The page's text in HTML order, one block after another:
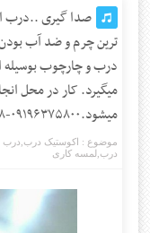
صدا گیری ..درب
ترین چرم و ضد آب
درب و چارچوب بوسیله
میگیرد. کار در محل
میشود.۰۹۱۹۶۳۷۵۸۰۰-۰۹۳۰۷۸۰۱۷۸۸مهندس دولتی
موضوع : اکوستیک درب درب
درب لمسه کاری